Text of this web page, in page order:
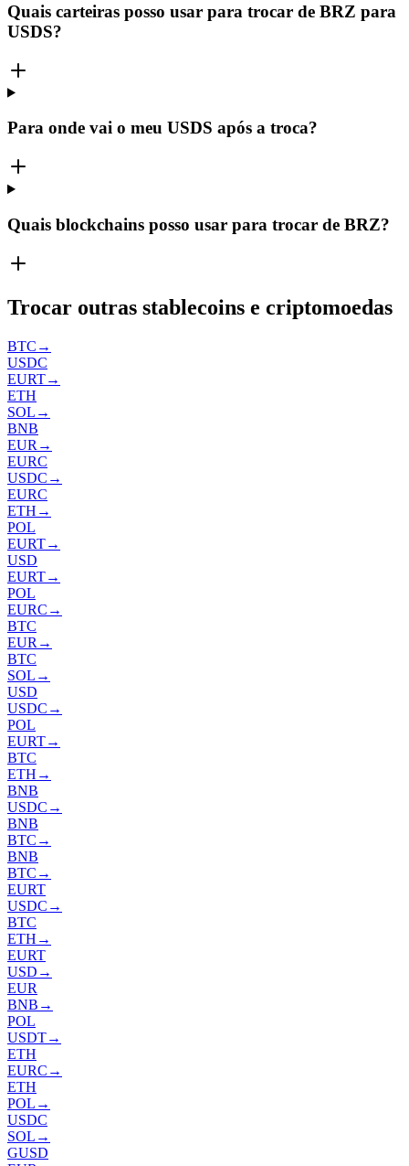
Quais carteiras posso usar para trocar de BRZ para
USDS?
Para onde vai o meu USDS após a troca?
Quais blockchains posso usar para trocar de BRZ?
Trocar outras stablecoins e criptomoedas
BTC →
USDC
EURT→
ETH
SOL →
BNB
EUR →
EURC
USDC →
EURC
ETH →
POL
EURT→
USD
EURT→
POL
EURC →
BTC
EUR →
BTC
SOL →
USD
USDC →
POL
EURT→
BTC
ETH →
BNB
USDC →
BNB
BTC →
BNB
BTC →
EURT
USDC →
BTC
ETH →
EURT
USD →
EUR
BNB →
POL
USDT→
ETH
EURC →
ETH
POL →
USDC
SOL →
GUSD